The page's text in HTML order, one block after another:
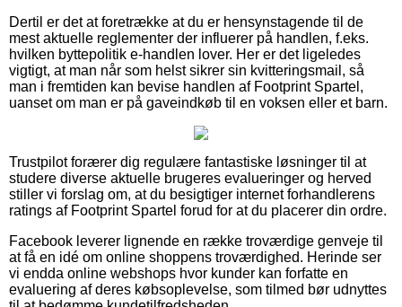
Dertil er det at foretrække at du er hensynstagende til de
mest aktuelle reglementer der influerer på handlen, f.eks.
hvilken byttepolitik e-handlen lover. Her er det ligeledes
vigtigt, at man når som helst sikrer sin kvitteringsmail, så
man i fremtiden kan bevise handlen af Footprint Spartel,
uanset om man er på gaveindkøb til en voksen eller et barn.
Trustpilot forærer dig regulære fantastiske løsninger til at
studere diverse aktuelle brugeres evalueringer og herved
stiller vi forslag om, at du besigtiger internet forhandlerens
ratings af Footprint Spartel forud for at du placerer din ordre.
Facebook leverer lignende en række troværdige genveje til
at få en idé om online shoppens troværdighed. Herinde ser
vi endda online webshops hvor kunder kan forfatte en
evaluering af deres købsoplevelse, som tilmed bør udnyttes